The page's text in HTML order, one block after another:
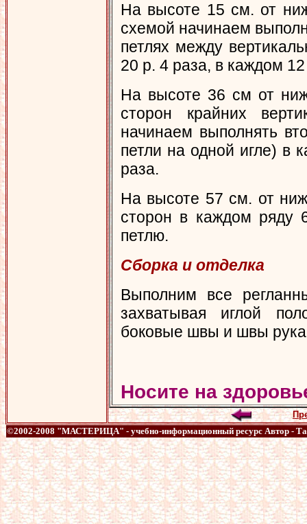
На высоте 15 см. от
схемой начинаем
петлях между
20 р. 4 раза, в каждом
На высоте 36 см от
сторон крайних
начинаем выполнять
петли на одной игле)
раза.
На высоте 57 см. от
сторон в каждом ряду
петлю.
Сборка и отделка
Выполним все
захватывая иглой
боковые швы и швы
Носите на
©2002-2008 "МАСТЕРИЦА" - учебно-информационный ресурс Автор -